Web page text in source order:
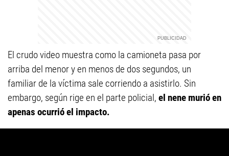
El crudo video muestra como la camioneta pasa por
arriba del menor y en menos de dos segundos, un
familiar de la víctima sale corriendo a asistirlo. Sin
embargo, según rige en el parte policial, el nene murió en
apenas ocurrió el impacto.